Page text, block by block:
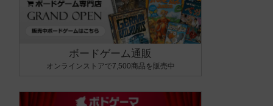
ボードゲーム通販
オンラインストアで7,500商品を販売中